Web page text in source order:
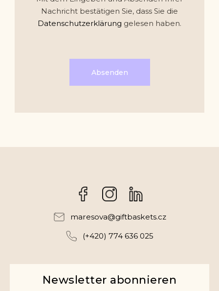
Nachricht bestätigen Sie, dass Sie die
Datenschutzerklärung gelesen haben.
Absenden
FacebookInstagram
maresova@giftbaskets.cz
(+420) 774 636 025
Newsletter abonnieren